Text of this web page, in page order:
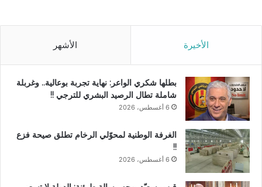
الأخيرة الأشهر
بطلها شكري الواعر: نهاية تجربة بوعالية.. وغربلة
شاملة تطال الرصيد البشري للترجي !!
6 أغسطس، 2026
الغرفة الوطنية لمحوّلي الرخام تطلق صيحة فزع
!!
6 أغسطس، 2026